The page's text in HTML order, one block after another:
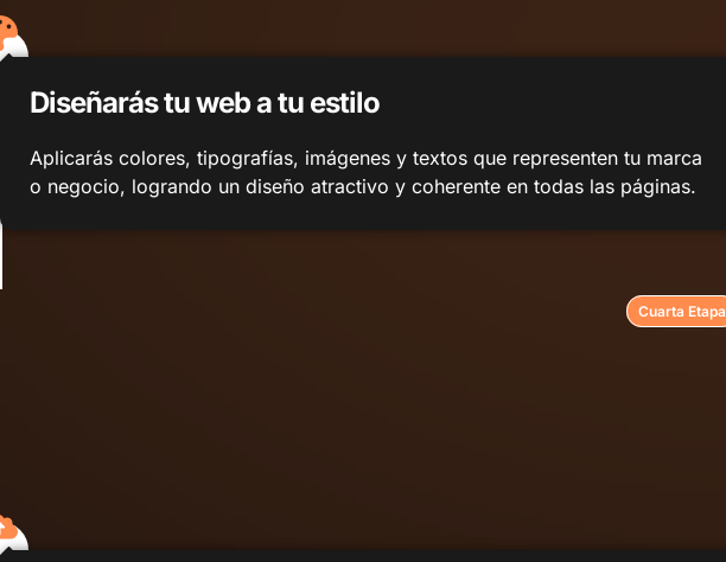
Diseñarás tu web a tu estilo
Aplicarás colores, tipografías, imágenes y textos que representen tu marca
o negocio, logrando un diseño atractivo y coherente en todas las páginas.
Cuarta Etapa